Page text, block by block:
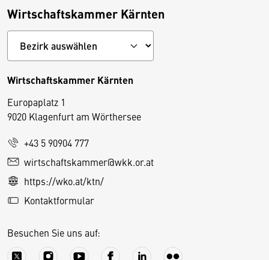
Wirtschaftskammer Kärnten
Wirtschaftskammer Kärnten
Europaplatz 1
9020 Klagenfurt am Wörthersee
+43 5 90904 777
wirtschaftskammer@wkk.or.at
https://wko.at/ktn/
Kontaktformular
Besuchen Sie uns auf:
D
e
s
S
e